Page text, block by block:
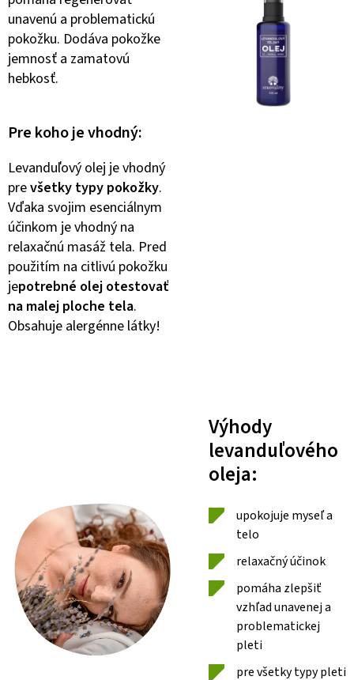
unavenú a problematickú
pokožku. Dodáva pokožke
jemnosť a zamatovú
hebkosť.
Pre koho je vhodný:
Levanduľový olej je vhodný
prevšetky typy pokožky.
Vďaka svojim esenciálnym
účinkom je vhodný na
relaxačnú masáž tela. Pred
použitím na citlivú pokožku
jepotrebné olej otestovať
na malej ploche tela.
Obsahuje alergénne látky!
Výhody
levanduľového
oleja:
upokojuje myseľ a
telo
relaxačný účinok
pomáha zlepšiť
vzhľad unavenej a
problematickej
pleti
pre všetky typy pleti